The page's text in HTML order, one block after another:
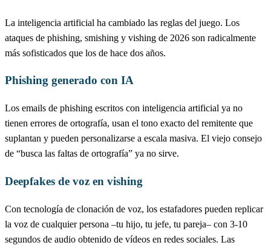
La inteligencia artificial ha cambiado las reglas del juego. Los
ataques de phishing, smishing y vishing de 2026 son radicalmente
más sofisticados que los de hace dos años.
Phishing generado con IA
Los emails de phishing escritos con inteligencia artificial ya no
tienen errores de ortografía, usan el tono exacto del remitente que
suplantan y pueden personalizarse a escala masiva. El viejo consejo
de “busca las faltas de ortografía” ya no sirve.
Deepfakes de voz en vishing
Con tecnología de clonación de voz, los estafadores pueden replicar
la voz de cualquier persona –tu hijo, tu jefe, tu pareja– con 3-10
segundos de audio obtenido de vídeos en redes sociales. Las